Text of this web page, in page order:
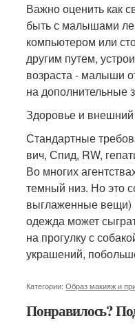
Важно оценить как
быть с малышами
компьютером или
другим путем,
возраста - малыши
на дополнительные
Здоровье и
Стандартные
вич, Спид, RW,
Во многих
темный низ. Но это
выглаженные вещи)
одежда может
на прогулку с
украшений,
Категории: Образ макияж и
Понравилось?